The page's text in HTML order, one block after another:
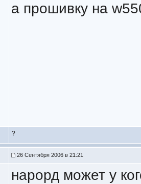
а прошивку на
?
26 Сентября 2006 в 21:21
нарорд может у